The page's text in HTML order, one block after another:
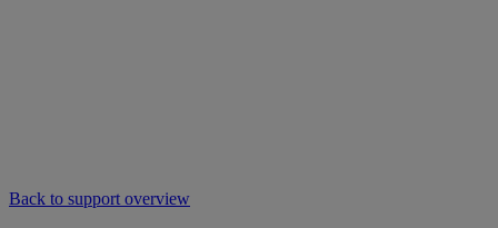
Back to support overview